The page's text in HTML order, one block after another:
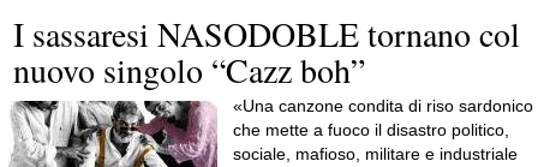
I sassaresi NASODOBLE tornano col
nuovo singolo “Cazz boh”
«Una canzone condita di riso sardonico
che mette a fuoco il disastro politico,
sociale, mafioso, militare e industriale